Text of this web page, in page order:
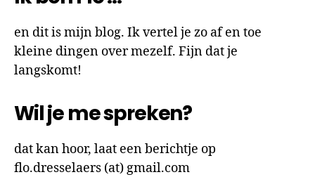
en dit is mijn blog. Ik vertel je zo af en toe
kleine dingen over mezelf. Fijn dat je
langskomt!
Wil je me spreken?
dat kan hoor, laat een berichtje op
flo.dresselaers (at) gmail.com